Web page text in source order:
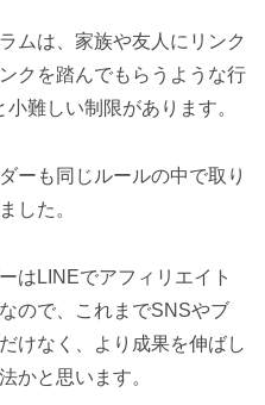
ムは、家族や友人にリンク
クを踏んでもらうような行
難しい制限があります。
ーも同じルールの中で取り
した。
はLINEでアフィリエイト
ので、これまでSNSやブ
けなく、より成果を伸ばし
かと思います。